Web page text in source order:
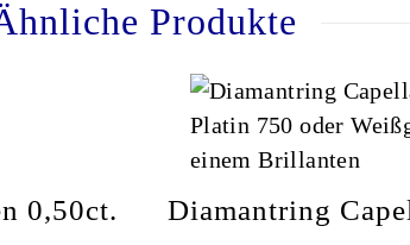
Produkte
0,50ct. Diamantring